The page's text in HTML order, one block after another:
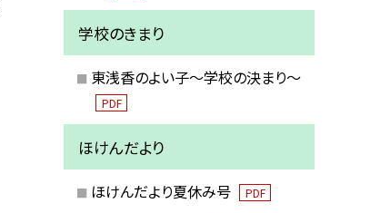
学校のきまり
東浅香のよい子～学校の決まり～
PDF
ほけんだより
ほけんだより夏休み号 PDF